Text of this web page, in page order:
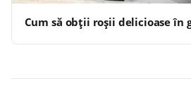
Cum să obții roșii delicioase în